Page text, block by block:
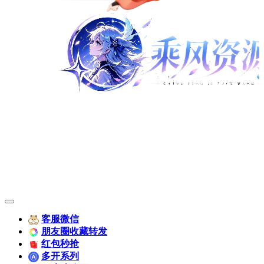
客服微信
朋友圈收藏转发
红包秒抢
多开系列